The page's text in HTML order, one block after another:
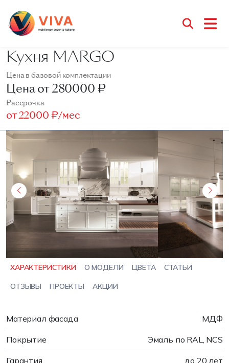
Кухня MARGO
Цена в базовой комплектации
Цена от280000 ₽
Рассрочка
от22000 ₽/мес
ХАРАКТЕРИСТИКИ О МОДЕЛИ ЦВЕТА СТАТЬИ
ОТЗЫВЫ ПРОЕКТЫ АКЦИИ
Материал фасада МДФ
Покрытие Эмаль по RAL, NCS
Гарантия до 20 лет